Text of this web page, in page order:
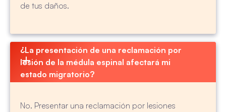
de tus daños.
¿La presentación de una reclamación por
lesión de la médula espinal afectará mi
estado migratorio?
No. Presentar una reclamación por lesiones